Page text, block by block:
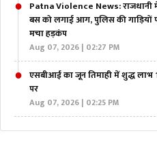
Patna Violence News: राजधानी
बस को लगाई आग, पुलिस की गाड़ियों
मचा हड़कंप
Aug 07, 2026 | 02:27 PM
एसबीआई का जून तिमाही में शुद्ध लाभ
पर
Aug 07, 2026 | 02:25 PM